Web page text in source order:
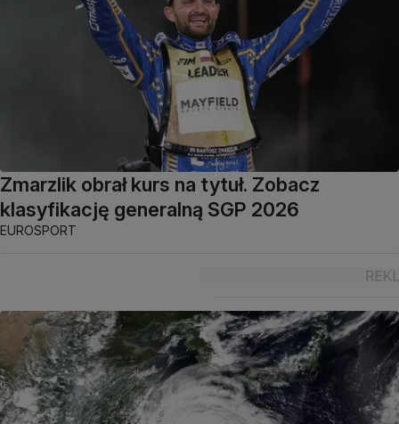
Zmarzlik obrał kurs na tytuł. Zobacz
klasyfikację generalną SGP 2026
EUROSPORT